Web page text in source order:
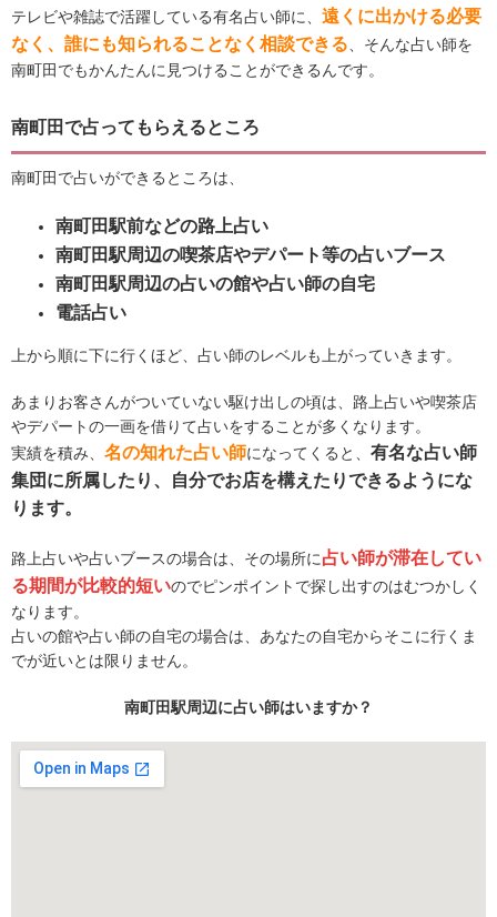
テレビや雑誌で活躍している有名占い師に、 遠くに出かける必要
なく、誰にも知られることなく相談できる、そんな占い師を
南町田でもかんたんに見つけることができるんです。
南町田で占ってもらえるところ
南町田で占いができるところは、
南町田駅前などの路上占い
南町田駅周辺の喫茶店やデパート等の占いブース
南町田駅周辺の占いの館や占い師の自宅
電話占い
上から順に下に行くほど、占い師のレベルも上がっていきます。
あまりお客さんがついていない駆け出しの頃は、路上占いや喫茶店
やデパートの一画を借りて占いをすることが多くなります。
実績を積み、 名の知れた占い師になってくると、 有名な占い師
集団に所属したり、自分でお店を構えたりできるようにな
ります。
路上占いや占いブースの場合は、その場所に占い師が滞在してい
る期間が比較的短いのでピンポイントで探し出すのはむつかしく
なります。
占いの館や占い師の自宅の場合は、あなたの自宅からそこに行くま
でが近いとは限りません。
南町田駅周辺に占い師はいますか？